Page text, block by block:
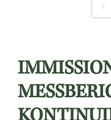
Y